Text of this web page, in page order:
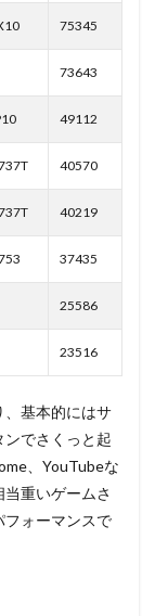
75345
73643
49112
40570
40219
37435
25586
23516
、基本的にはサ
でさくっと起
、YouTubeな
重いゲームさ
フォーマンスで